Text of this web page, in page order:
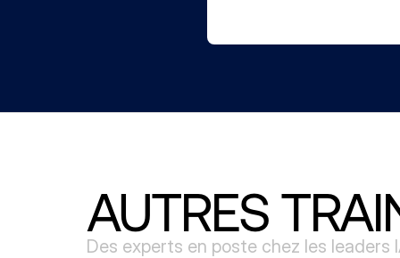
AUTRES
Des experts en poste chez les leaders